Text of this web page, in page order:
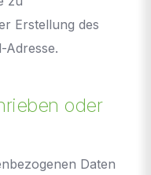
Erstellung des
Adresse.
oder
Daten